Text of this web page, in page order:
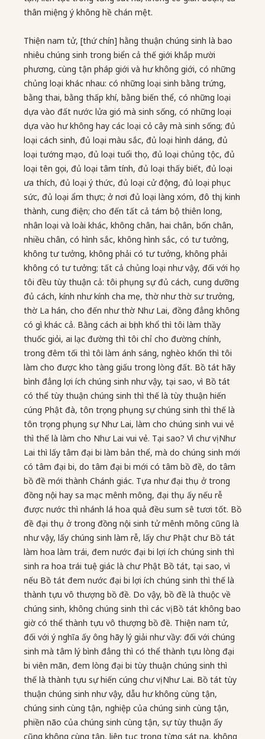
thân miệng ý không hề chán mệt.
Thiện nam tử, [thứ chín] hằng thuận chúng sinh là bao
nhiêu chúng sinh trong biển cả thế giới khắp mười
phương, cùng tận pháp giới và hư không giới, có những
chủng loại khác nhau: có những loại sinh bằng trứng,
bằng thai, bằng thấp khí, bằng biến thể, có những loại
dựa vào đất nước lửa gió mà sinh sống, có những loại
dựa vào hư không hay các loại cỏ cây mà sinh sống; đủ
loại cách sinh, đủ loại màu sắc, đủ loại hình dáng, đủ
loại tướng mạo, đủ loại tuổi thọ, đủ loại chủng tộc, đủ
loại tên gọi, đủ loại tâm tính, đủ loại thấy biết, đủ loại
ưa thích, đủ loại ý thức, đủ loại cử động, đủ loại phục
sức, đủ loại ẩm thực; ở nơi đủ loại làng xóm, đô thị, kinh
thành, cung điện; cho đến tất cả tám bộ thiên long,
nhân loại và loài khác, không chân, hai chân, bốn chân,
nhiều chân, có hình sắc, không hình sắc, có tư tưởng,
không tư tưởng, không phải có tư tưởng, không phải
không có tư tưởng; tất cả chủng loại như vậy, đối với họ
tôi đều tùy thuận cả: tôi phụng sự đủ cách, cung dưỡng
đủ cách, kính như kính cha mẹ, thờ như thờ sư trưởng,
thờ La hán, cho đến như thờ Như Lai, đồng đẳng không
có gì khác cả. Bằng cách ai bịnh khổ thì tôi làm thầy
thuốc giỏi, ai lạc đường thì tôi chỉ cho đường chính,
trong đêm tối thì tôi làm ánh sáng, nghèo khốn thì tôi
làm cho được kho tàng giấu trong lòng đất. Bồ tát hãy
bình đẳng lợi ích chúng sinh như vậy, tại sao, vì Bồ tát
có thể tùy thuận chúng sinh thì thế là tùy thuận hiến
cúng Phật đà, tôn trọng phụng sự chúng sinh thì thế là
tôn trọng phụng sự Như Lai, làm cho chúng sinh vui vẻ
thì thế là làm cho Như Lai vui vẻ. Tại sao? Vì chư vị Như
Lai thì lấy tâm đại bi làm bản thể, mà do chúng sinh mới
có tâm đại bi, do tâm đại bi mới có tâm bồ đề, do tâm
bồ đề mới thành Chánh giác. Tựa như đại thụ ở trong
đồng nội hay sa mạc mênh mông, đại thụ ấy nếu rễ
được nước thì nhánh lá hoa quả đều sum sê tươi tốt. Bồ
đề đại thụ ở trong đồng nội sinh tử mênh mông cũng là
như vậy, lấy chúng sinh làm rễ, lấy chư Phật chư Bồ tát
làm hoa làm trái, đem nước đại bi lợi ích chúng sinh thì
sinh ra hoa trái tuệ giác là chư Phật Bồ tát, tại sao, vì
nếu Bồ tát đem nước đại bi lợi ích chúng sinh thì thế là
thành tựu vô thượng bồ đề. Do vậy, bồ đề là thuộc về
chúng sinh, không chúng sinh thì các vị Bồ tát không bao
giờ có thể thành tựu vô thượng bồ đề. Thiện nam tử,
đối với ý nghĩa ấy ông hãy lý giải như vầy: đối với chúng
sinh mà tâm lý bình đẳng thì có thể thành tựu lòng đại
bi viên mãn, đem lòng đại bi tùy thuận chúng sinh thì
thế là thành tựu sự hiến cúng chư vị Như Lai. Bồ tát tùy
thuận chúng sinh như vậy, dẫu hư không cùng tận,
chúng sinh cùng tận, nghiệp của chúng sinh cùng tận,
phiền não của chúng sinh cùng tận, sự tùy thuận ấy
cũng không cùng tận, liên tục trong từng sát na, không